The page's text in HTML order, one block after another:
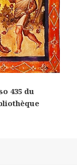
435 du